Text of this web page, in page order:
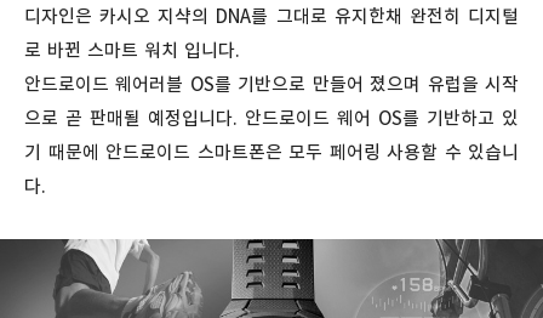
디자인은 카시오 지샥의 DNA를 그대로 유지한채 완전히 디지털
로 바뀐 스마트 워치 입니다.
안드로이드 웨어러블 OS를 기반으로 만들어 졌으며 유럽을 시작
으로 곧 판매될 예정입니다. 안드로이드 웨어 OS를 기반하고 있
기 때문에 안드로이드 스마트폰은 모두 페어링 사용할 수 있습니
다.